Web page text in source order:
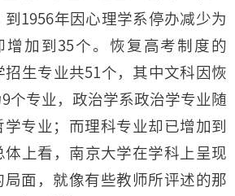
1956年因心理学系停办减少为
增加到35个。恢复高考制度的
招生专业共51个，其中文科因恢
个专业，政治学系政治学专业随
专业；而理科专业却已增加到
体上看，南京大学在学科上呈现
面，就像有些教师所评述的那